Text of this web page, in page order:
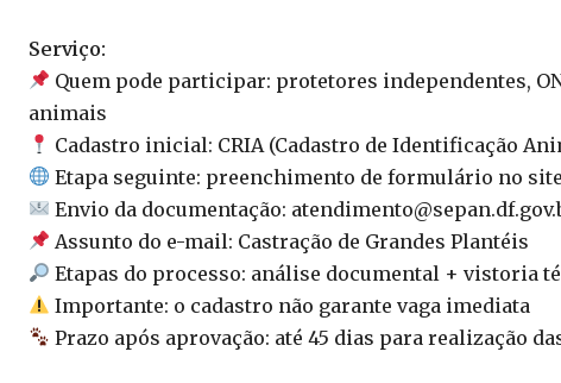
Serviço:
Quem pode participar: protetores independentes,
animais
Cadastro inicial: CRIA (Cadastro de Identificação
Etapa seguinte: preenchimento de formulário no
Envio da documentação:
Assunto do e-mail: Castração de Grandes Plantéis
Etapas do processo: análise documental + vistoria
Importante: o cadastro não garante vaga imediata
Prazo após aprovação: até 45 dias para realização